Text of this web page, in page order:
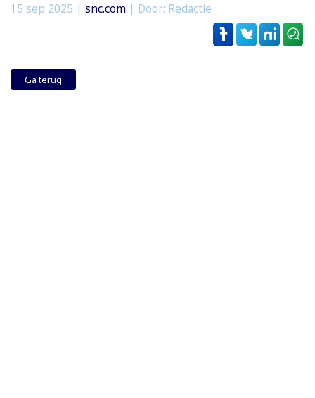
15 sep 2025 | snc.com | Door: Redactie
Ga terug